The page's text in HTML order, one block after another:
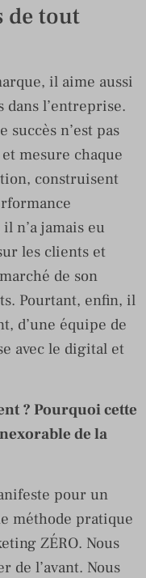
de tout
il aime aussi
dans l’entreprise.
n’est pas
mesure chaque
construisent
n’a jamais eu
les clients et
de son
Pourtant, enfin, il
d’une équipe de
avec le digital et
? Pourquoi cette
de la
pour un
méthode pratique
ZÉRO. Nous
de l’avant. Nous